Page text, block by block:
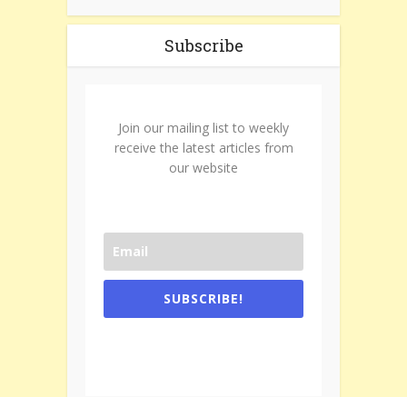
Subscribe
Join our mailing list to weekly
receive the latest articles from
our website
SUBSCRIBE!